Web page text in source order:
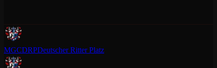
MGCDRPDeutscher Ritter Platz